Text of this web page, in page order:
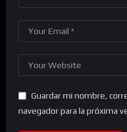
Guardar mi nombre,
navegador para la próxima